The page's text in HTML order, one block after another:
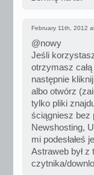
February 11th, 2012
@nowy
Jeśli
otrzymasz
następnie
albo otwórz
tylko pliki
ściągniesz bez
Newshosting,
mi podesłałeś
Astraweb był z
czytnika/